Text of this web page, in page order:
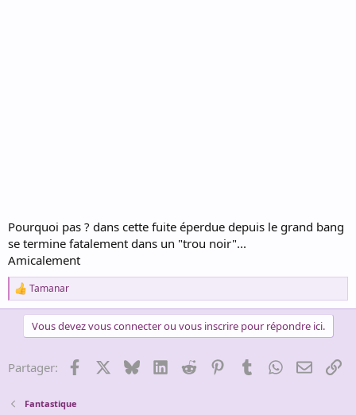
Pourquoi pas ? dans cette fuite éperdue depuis le grand bang
se termine fatalement dans un "trou noir"...
Amicalement
R
e
o
:
Tamanar
Vous devez vous connecter ou vous inscrire pour répondre ici.
Partager: Facebook BlueskyLinkedInReddit PinterestTumblrWhatsApp
Email
Fantastique